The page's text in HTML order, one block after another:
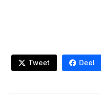
Tweet Deel